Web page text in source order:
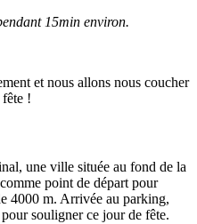
15min environ.
et nous allons nous coucher
fête !
une ville située au fond de la
point de départ pour
4000 m. Arrivée au parking,
souligner ce jour de fête.